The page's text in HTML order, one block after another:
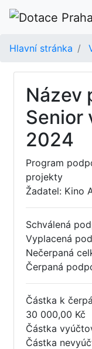
Hlavní stránka
Název
Senior
2024
Program
projekty
Žadatel: Kino
Schválená
Vyplacená
Nečerpaná
Čerpaná
Částka k
30 000,00 Kč
Částka
Částka